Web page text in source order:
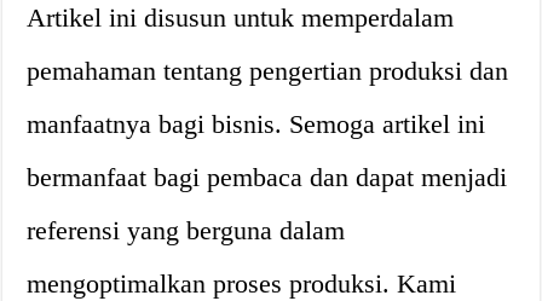
Artikel ini disusun untuk memperdalam
pemahaman tentang pengertian produksi dan
manfaatnya bagi bisnis. Semoga artikel ini
bermanfaat bagi pembaca dan dapat menjadi
referensi yang berguna dalam
mengoptimalkan proses produksi. Kami